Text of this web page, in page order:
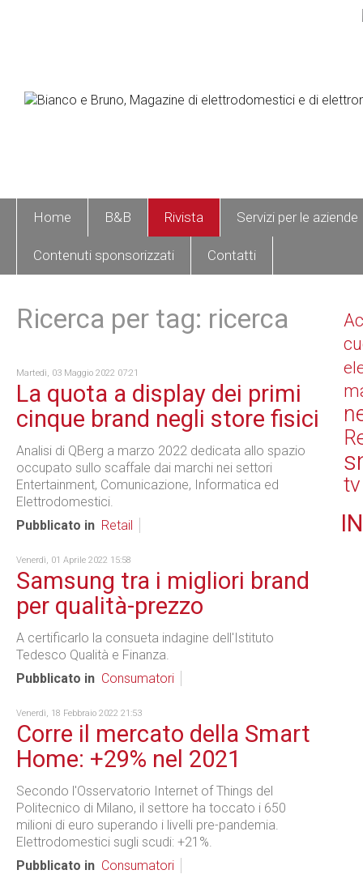
Home B&B Rivista Servizi per le aziende
Contenuti sponsorizzati Contatti
Ricerca per tag: ricerca
Martedì, 03 Maggio 2022 07:21
La quota a display dei primi
cinque brand negli store fisici
Analisi di QBerg a marzo 2022 dedicata allo spazio
occupato sullo scaffale dai marchi nei settori
Entertainment, Comunicazione, Informatica ed
Elettrodomestici.
Pubblicato in Retail
Venerdì, 01 Aprile 2022 15:58
Samsung tra i migliori brand
per qualità-prezzo
A certificarlo la consueta indagine dell'Istituto
Tedesco Qualità e Finanza.
Pubblicato in Consumatori
Venerdì, 18 Febbraio 2022 21:53
Corre il mercato della Smart
Home: +29% nel 2021
Secondo l'Osservatorio Internet of Things del
Politecnico di Milano, il settore ha toccato i 650
milioni di euro superando i livelli pre-pandemia.
Elettrodomestici sugli scudi: +21%.
Pubblicato in Consumatori
tv
IN